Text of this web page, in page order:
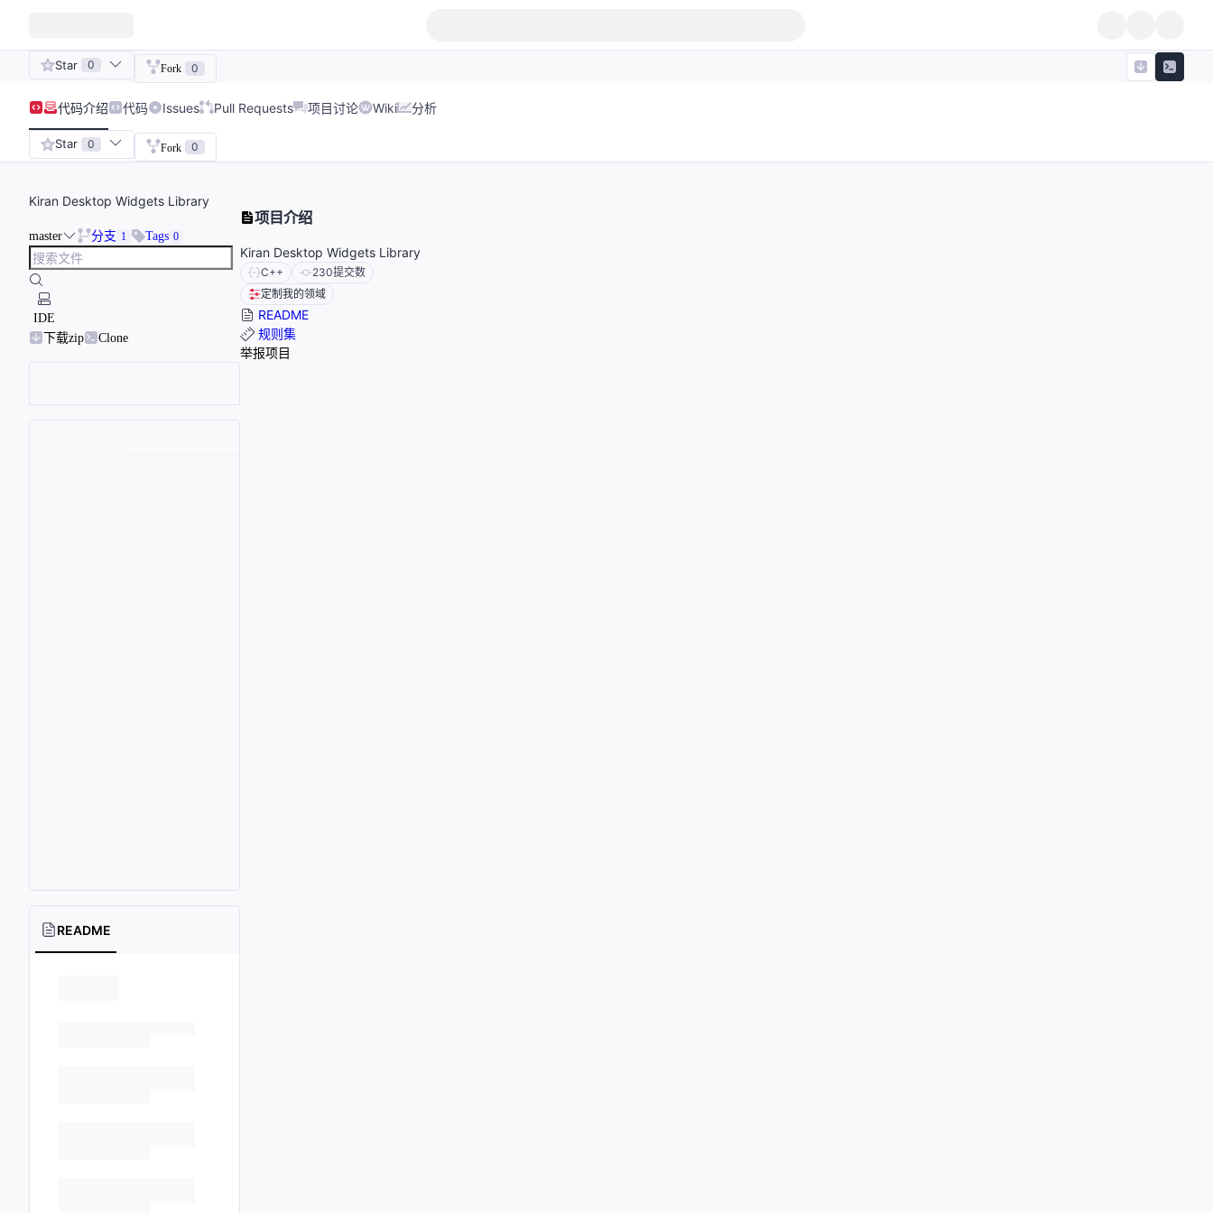
Star 0 Fork 0
代码介绍 代码 Issues Pull Requests 项目讨论 Wiki 分析
Star 0 Fork 0
Kiran Desktop Widgets Library
master 分支 1 Tags 0
IDE
下载zip
Clone
README
项目介绍
Kiran Desktop Widgets Library
C++ 230提交数
定制我的领域
README
规则集
举报项目